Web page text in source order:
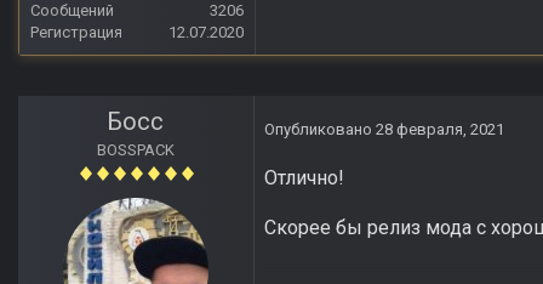
Сообщений
3206
Регистрация
12.07.2020
Босс
BOSSPACK
Опубликовано 28 февраля, 2021
Отлично!
Скорее бы релиз мода с